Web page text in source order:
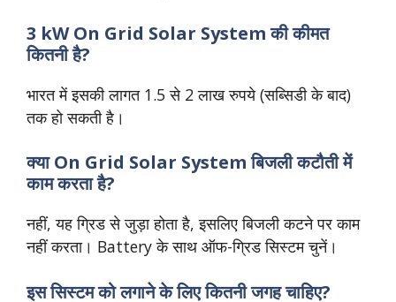
3 kW On Grid Solar System की कीमत
कितनी है?
भारत में इसकी लागत 1.5 से 2 लाख रुपये (सब्सिडी के बाद)
तक हो सकती है।
क्या On Grid Solar System बिजली कटौती में
काम करता है?
नहीं, यह ग्रिड से जुड़ा होता है, इसलिए बिजली कटने पर काम
नहीं करता। Battery के साथ ऑफ-ग्रिड सिस्टम चुनें।
इस सिस्टम को लगाने के लिए कितनी जगह चाहिए?